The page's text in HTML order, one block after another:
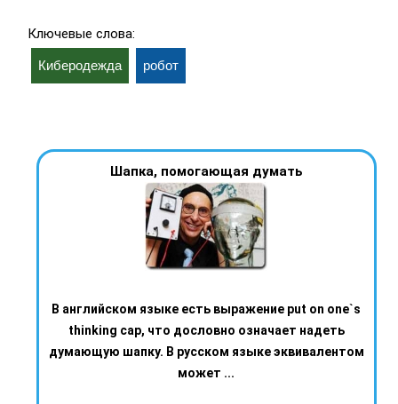
Ключевые слова:
Киберодежда робот
Шапка, помогающая думать
В английском языке есть выражение put on one`s
thinking cap, что дословно означает надеть
думающую шапку. В русском языке эквивалентом
может ...